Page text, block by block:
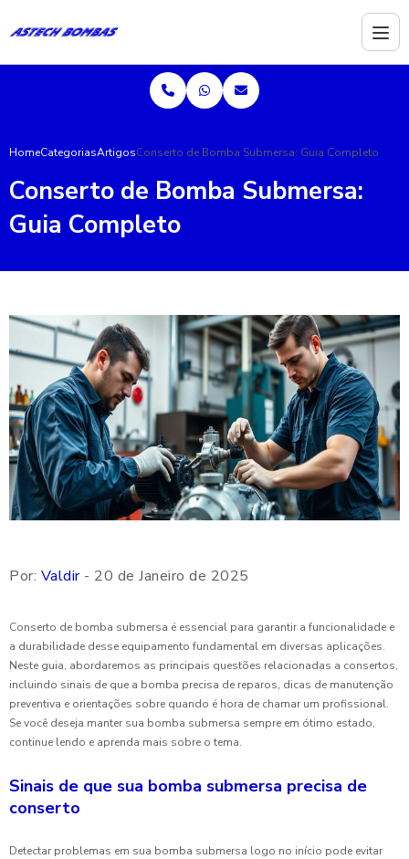
HomeCategoriasArtigosConserto de Bomba Submersa: Guia Completo
Conserto de Bomba Submersa:
Guia Completo
Por: Valdir- 20 de Janeiro de 2025
Conserto de bomba submersa é essencial para garantir a funcionalidade e
a durabilidade desse equipamento fundamental em diversas aplicações.
Neste guia, abordaremos as principais questões relacionadas a consertos,
incluindo sinais de que a bomba precisa de reparos, dicas de manutenção
preventiva e orientações sobre quando é hora de chamar um profissional.
Se você deseja manter sua bomba submersa sempre em ótimo estado,
continue lendo e aprenda mais sobre o tema.
Sinais de que sua bomba submersa precisa de
conserto
Detectar problemas em sua bomba submersa logo no início pode evitar